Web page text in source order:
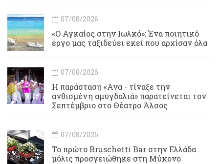
07/08/2026
«Ο Αγκαίος στην Ιωλκό»: Ένα ποιητικό
έργο μας ταξιδεύει εκεί που αρχίσαν όλα
07/08/2026
Η παράσταση «Ανα - τίναξε την
ανθισμένη αμυγδαλιά» παρατείνεται τον
Σεπτέμβριο στο Θέατρο Άλσος
07/08/2026
Το πρώτο Bruschetti Bar στην Ελλάδα
μόλις προσγειώθηκε στη Μύκονο